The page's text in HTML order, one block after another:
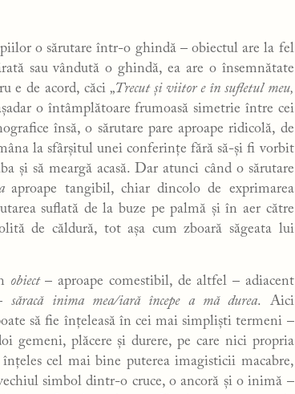
o sărutare într-o ghindă – obiectul are la fel
sau vândută o ghindă, ea are o însemnătate
e de acord, căci „Trecut și viitor e în sufletul meu,
o întâmplătoare frumoasă simetrie între cei
însă, o sărutare pare aproape ridicolă, de
la sfârșitul unei conferințe fără să-și fi vorbit
și să meargă acasă. Dar atunci când o sărutare
aproape tangibil, chiar dincolo de exprimarea
suflată de la buze pe palmă și în aer către
de căldură, tot așa cum zboară săgeata lui
obiect– aproape comestibil, de altfel – adiacent
–săracă inima mea/iară începe a mă durea. Aici
să fie înțeleasă în cei mai simpliști termeni –
gemeni, plăcere și durere, pe care nici propria
cel mai bine puterea imagisticii macabre,
simbol dintr-o cruce, o ancoră și o inimă –